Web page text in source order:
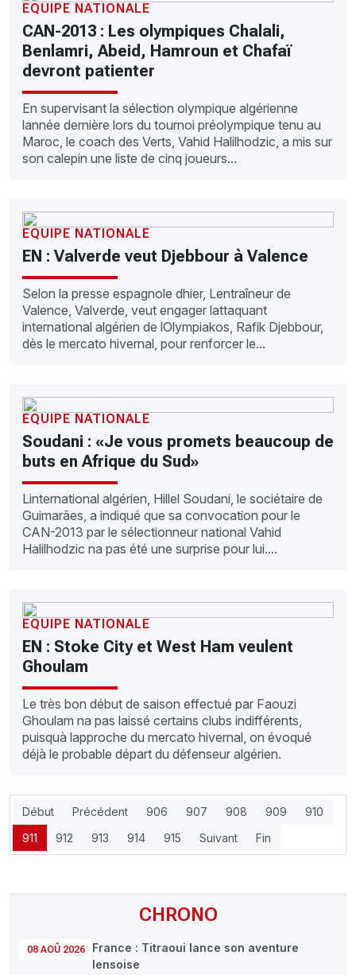
CHRONO
08 AOÛ 2026
France : Titraoui lance son aventure
lensoise
EQUIPE NATIONALE
CAN-2013 : Les olympiques Chalali,
Benlamri, Abeid, Hamroun et Chafaï
devront patienter
En supervisant la sélection olympique algérienne
lannée dernière lors du tournoi préolympique tenu au
Maroc, le coach des Verts, Vahid Halilhodzic, a mis sur
son calepin une liste de cinq joueurs...
EQUIPE NATIONALE
EN : Valverde veut Djebbour à Valence
Selon la presse espagnole dhier, Lentraîneur de
Valence, Valverde, veut engager lattaquant
international algérien de lOlympiakos, Rafik Djebbour,
dès le mercato hivernal, pour renforcer le...
EQUIPE NATIONALE
Soudani : «Je vous promets beaucoup de
buts en Afrique du Sud»
Linternational algérien, Hillel Soudani, le sociétaire de
Guimarães, a indiqué que sa convocation pour le
CAN-2013 par le sélectionneur national Vahid
Halilhodzic na pas été une surprise pour lui....
EQUIPE NATIONALE
EN : Stoke City et West Ham veulent
Ghoulam
Le très bon début de saison effectué par Faouzi
Ghoulam na pas laissé certains clubs indifférents,
puisquà lapproche du mercato hivernal, on évoqué
déjà le probable départ du défenseur algérien.
Début Précédent 906 907 908 909
910
911
912 913 914 915 Suivant Fin